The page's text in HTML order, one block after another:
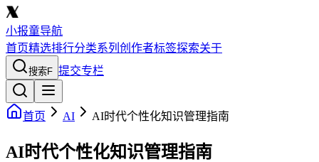
小报童导航
首页精选排行分类系列 创作者标签探索关于
搜索F 提交专栏
首页 AI AI时代个性化知识管理指南
AI时代个性化知识管理指南